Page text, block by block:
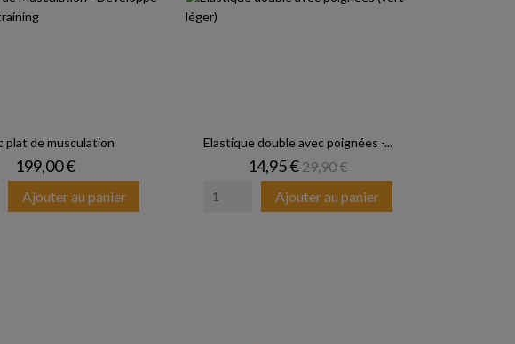
plat de musculation
Prix
199,00 €
Ajouter au panier
Elastique double avec poignées -...
Prix
14,95 €Prix de base
29,90 €
Ajouter au panier